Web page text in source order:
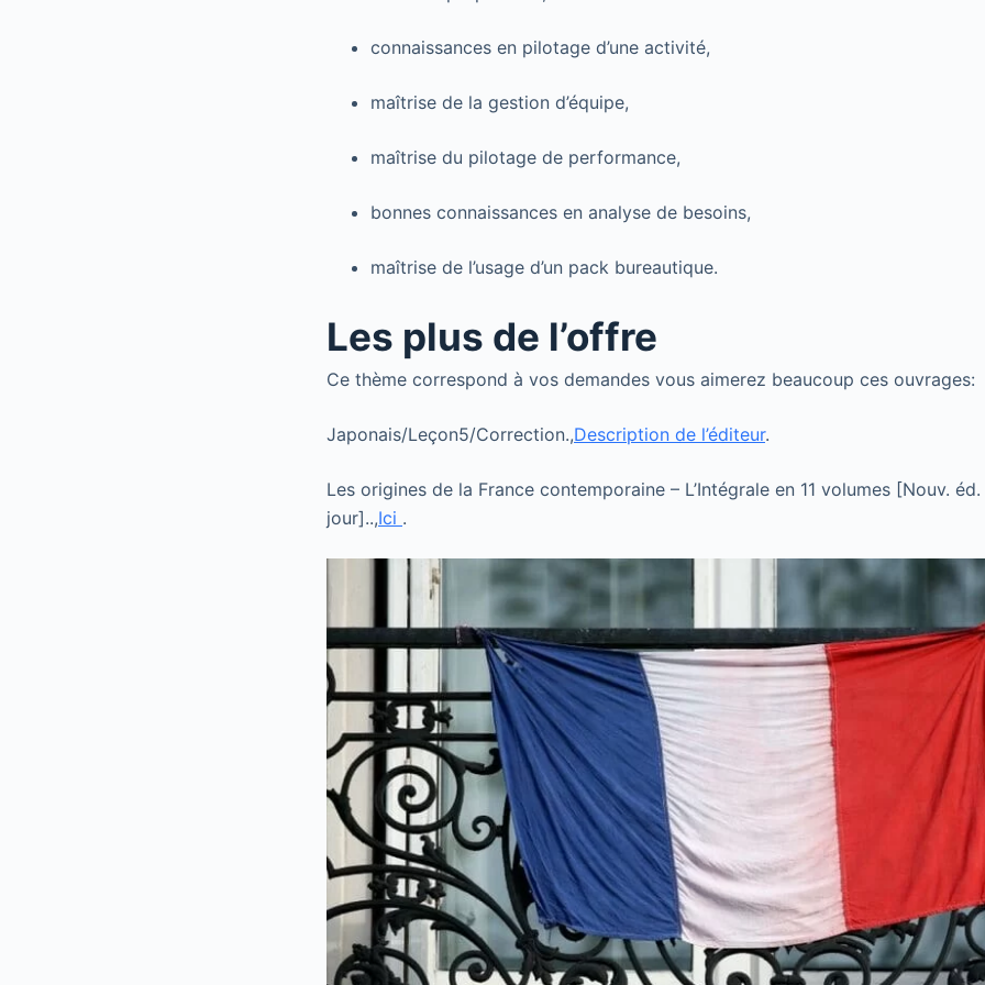
connaissances en pilotage d’une activité,
maîtrise de la gestion d’équipe,
maîtrise du pilotage de performance,
bonnes connaissances en analyse de besoins,
maîtrise de l’usage d’un pack bureautique.
Les plus de l’offre
Ce thème correspond à vos demandes vous aimerez beaucoup ces ouvrages:
Japonais/Leçon5/Correction.,Description de l’éditeur.
Les origines de la France contemporaine – L’Intégrale en 11 volumes [Nouv.
jour]..,Ici .